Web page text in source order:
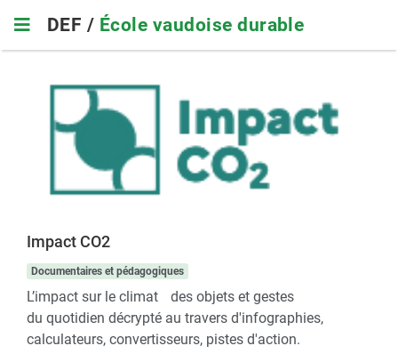
main
DEF / École vaudoise durable
Impact CO2
Documentaires et pédagogiques
L’impact sur le climat des objets et gestes
du quotidien décrypté au travers d'infographies,
calculateurs, convertisseurs, pistes d'action.